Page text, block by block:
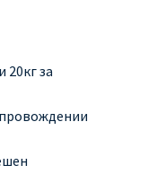
20кг за